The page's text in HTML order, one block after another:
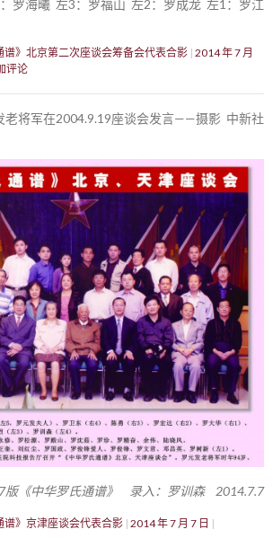
罗海曦 左3：罗福山 左2：罗成龙 左1：罗江
》北京第二次座谈会筹备会代表合影 2014 年 7 月
评论
老将军在2004.9.19座谈会发言——摄影 中新社
版《中华罗氏通谱》 录入：罗训森 2014.7.7
》京津座谈会代表合影 2014 年 7 月 7 日